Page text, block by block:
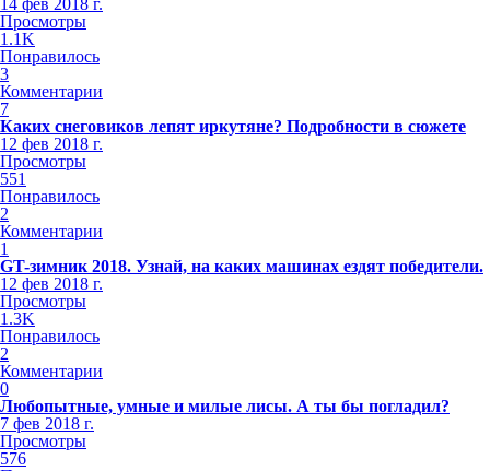
14 фев 2018 г.
Просмотры
1.1K
Понравилось
3
Комментарии
7
Каких снеговиков лепят иркутяне? Подробности в сюжете
12 фев 2018 г.
Просмотры
551
Понравилось
2
Комментарии
1
GT-зимник 2018. Узнай, на каких машинах ездят победители.
12 фев 2018 г.
Просмотры
1.3K
Понравилось
2
Комментарии
0
Любопытные, умные и милые лисы. А ты бы погладил?
7 фев 2018 г.
Просмотры
576